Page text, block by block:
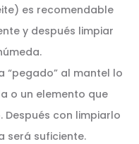
es recomendable
y después limpiar
“pegado” al mantel lo
o un elemento que
con limpiarlo
será suficiente.